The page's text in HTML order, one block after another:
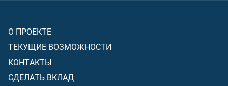
О ПРОЕКТЕ
ТЕКУЩИЕ ВОЗМОЖНОСТИ
КОНТАКТЫ
СДЕЛАТЬ ВКЛАД